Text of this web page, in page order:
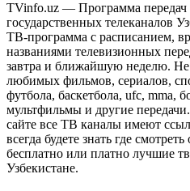
TVinfo.uz — Программа передач
государственных телеканалов
ТВ-программа с расписанием,
названиями телевизионных
завтра и ближайшую неделю. Не
любимых фильмов, сериалов,
футбола, баскетбола, ufc, mma,
мультфильмы и другие
сайте все ТВ каналы имеют
всегда будете знать где
бесплатно или платно лучшие
Узбекистане.